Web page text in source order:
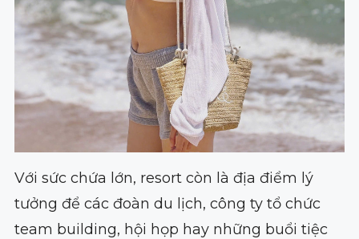
Với sức chứa lớn, resort còn là địa điểm lý
tưởng để các đoàn du lịch, công ty tổ chức
team building, hội họp hay những buổi tiệc